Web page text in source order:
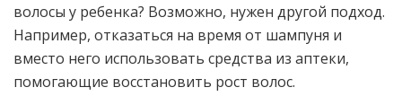
волосы у ребенка? Возможно, нужен другой подход.
Например, отказаться на время от шампуня и
вместо него использовать средства из аптеки,
помогающие восстановить рост волос.